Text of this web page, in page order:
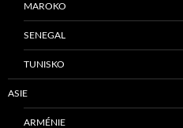
MAROKO
SENEGAL
TUNISKO
ASIE
ARMÉNIE